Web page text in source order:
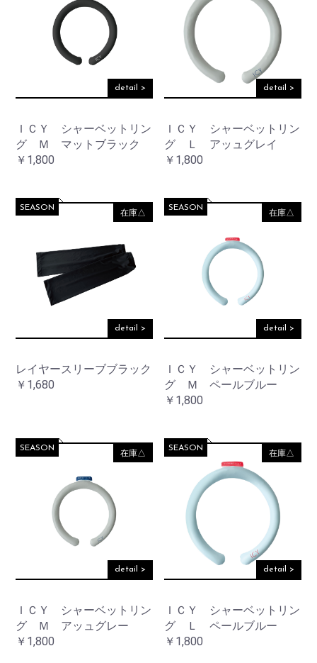
detail >
ＩＣＹ シャーベットリン
グ Ｍ マットブラック
￥1,800
detail >
ＩＣＹ シャーベットリン
グ Ｌ アッュグレイ
￥1,800
在庫△
detail >
レイヤースリーブブラック
SEASON
￥1,680
在庫△
detail >
ＩＣＹ シャーベットリン
グ Ｍ ペールブルー
SEASON
￥1,800
在庫△
detail >
ＩＣＹ シャーベットリン
グ Ｍ アッュグレー
SEASON
￥1,800
在庫△
detail >
ＩＣＹ シャーベットリン
グ Ｌ ペールブルー
SEASON
￥1,800
カートへ進む